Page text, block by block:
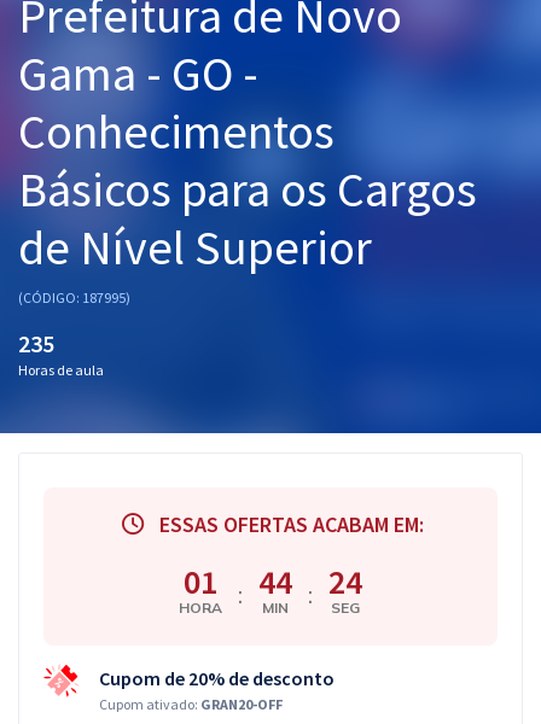
Cursos 20% OFF
Pós
Graduação
OAB
Mentorias
Questões grátis
Conteúdo gratuito
Aprovados
Prefeitura de Novo
Gama - GO -
Conhecimentos
Básicos para os Cargos
de Nível Superior
(CÓDIGO: 187995)
235
Horas de aula
ESSAS OFERTAS ACABAM EM:
01
HORA : 44
MIN : 24
SEG
Cupom de 20% de desconto
Cupom ativado: GRAN20-OFF